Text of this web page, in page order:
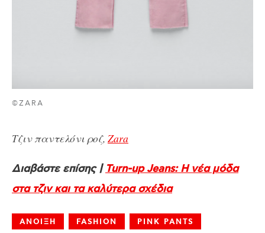
©ZARA
Τζιν παντελόνι ροζ, Zara
Διαβάστε επίσης | Turn-up Jeans: Η νέα μόδα
στα τζιν και τα καλύτερα σχέδια
ANOΙΞΗ FASHION PINK PANTS